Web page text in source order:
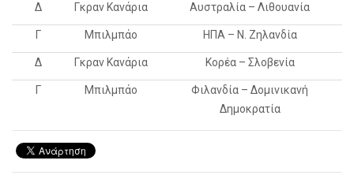
Δ Γκραν Κανάρια Αυστραλία – Λιθουανία
Γ Μπιλμπάο ΗΠΑ – Ν. Ζηλανδία
Δ Γκραν Κανάρια Κορέα – Σλοβενία
Γ Μπιλμπάο
Φιλανδία – Δομινικανή
Δημοκρατία